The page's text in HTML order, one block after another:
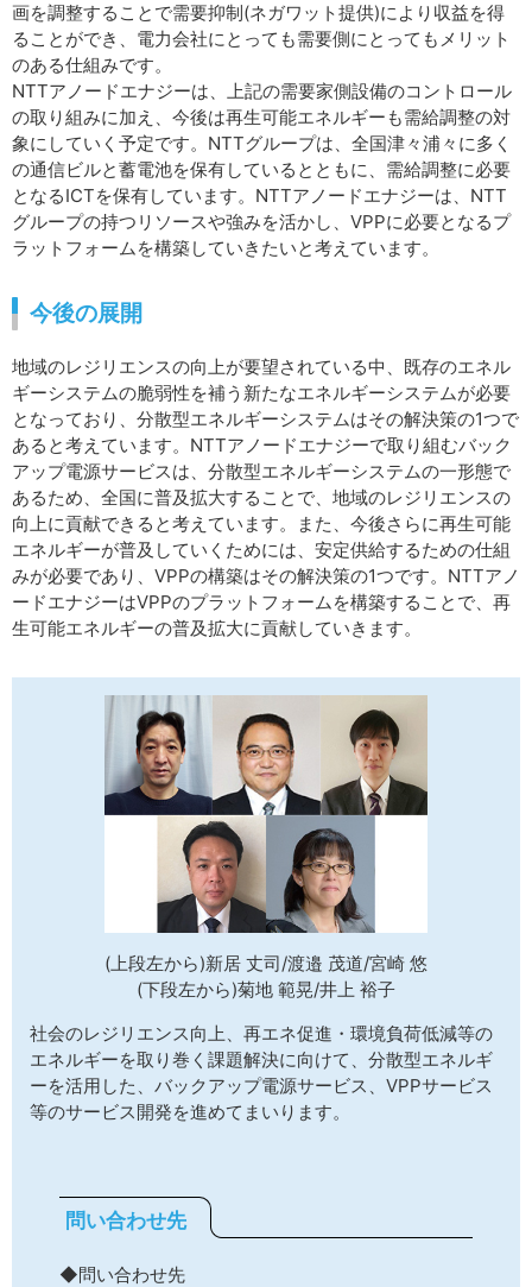
画を調整することで需要抑制(ネガワット提供)により収益を得
ることができ、電力会社にとっても需要側にとってもメリット
のある仕組みです。
NTTアノードエナジーは、上記の需要家側設備のコントロール
の取り組みに加え、今後は再生可能エネルギーも需給調整の対
象にしていく予定です。NTTグループは、全国津々浦々に多く
の通信ビルと蓄電池を保有しているとともに、需給調整に必要
となるICTを保有しています。NTTアノードエナジーは、NTT
グループの持つリソースや強みを活かし、VPPに必要となるプ
ラットフォームを構築していきたいと考えています。
今後の展開
地域のレジリエンスの向上が要望されている中、既存のエネル
ギーシステムの脆弱性を補う新たなエネルギーシステムが必要
となっており、分散型エネルギーシステムはその解決策の1つで
あると考えています。NTTアノードエナジーで取り組むバック
アップ電源サービスは、分散型エネルギーシステムの一形態で
あるため、全国に普及拡大することで、地域のレジリエンスの
向上に貢献できると考えています。また、今後さらに再生可能
エネルギーが普及していくためには、安定供給するための仕組
みが必要であり、VPPの構築はその解決策の1つです。NTTアノ
ードエナジーはVPPのプラットフォームを構築することで、再
生可能エネルギーの普及拡大に貢献していきます。
(上段左から)新居 丈司/渡邉 茂道/宮崎 悠
(下段左から)菊地 範晃/井上 裕子
社会のレジリエンス向上、再エネ促進・環境負荷低減等の
エネルギーを取り巻く課題解決に向けて、分散型エネルギ
ーを活用した、バックアップ電源サービス、VPPサービス
等のサービス開発を進めてまいります。
問い合わせ先
◆問い合わせ先